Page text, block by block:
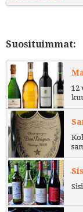
Suosituimmat:
12